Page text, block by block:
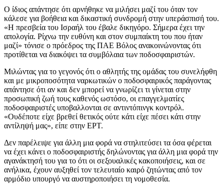
Ο ίδιος απάντησε ότι αρνήθηκε να μιλήσει μαζί του όταν τον
κάλεσε για βοήθεια και δικαστική συνδρομή στην υπεράσπισή του.
«Η πρεσβεία του Ισραήλ του έβαλε δικηγόρο. Σήμερα έχει την
απολογία. Ρίχνω την ευθύνη και στον συμπαίκτη του που ήταν
μαζί» τόνισε ο πρόεδρος της ΠΑΕ Βόλος ανακοινώνοντας ότι
προτίθεται να διακόψει τα συμβόλαια των ποδοσφαιριστών.
Μιλώντας για το γεγονός ότι ο αθλητής της ομάδας του συνελήφθη
και με μικροποσότητα ναρκωτικών ο ποδοσφαιρικός παράγοντας
απάντησε ότι αν και δεν μπορεί να γνωρίζει τι γίνεται στην
προσωπική ζωή τους καθενός ωστόσο, οι επαγγελματίες
ποδοσφαιριστές υποβαλλονται σε αντιντόπινγκ κοντρόλ.
«Ουδέποτε είχε βρεθεί θετικός ούτε κάτι είχε πέσει κάτι στην
αντίληψή μας», είπε στην ΕΡΤ.
Δεν παρέλειψε για άλλη μια φορά να στηλιτεύσει τα όσα φέρεται
να έχει κάνει ο ποδοσφαιριστής δηλώνοντας για άλλη μια φορά την
αγανάκτησή του για το ότι οι σεξουαλικές κακοποιήσεις, και σε
ανήλικα, έχουν αυξηθεί τον τελευταίο καιρό ζητώντας από τον
αρμόδιο υπουργό να αυστηροποιήσει τη νομοθεσία.